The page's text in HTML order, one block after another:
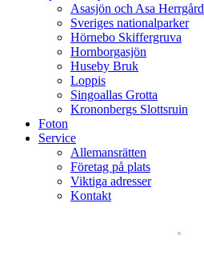
Asasjön och Asa Herrgård​
Sveriges nationalparker
Hörnebo Skiffergruva
Hornborgasjön
Huseby Bruk​
Loppis
Singoallas Grotta
Krononbergs Slottsruin​
Foton
Service
Allemansrätten
Företag på plats
Viktiga adresser
Kontakt